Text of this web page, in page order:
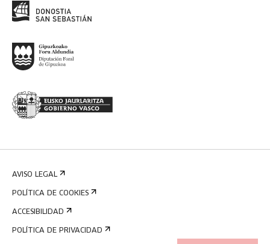
AVISO LEGAL
POLÍTICA DE COOKIES
ACCESIBILIDAD
POLÍTICA DE PRIVACIDAD